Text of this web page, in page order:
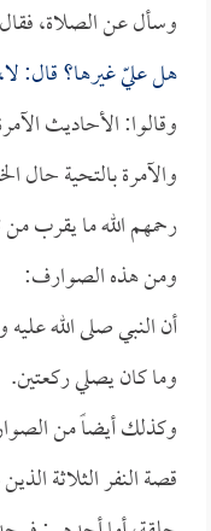
وسأل عن الصلاة،
هل عليّ غيرها؟ قال:
وقالوا: الأحاديث
والآمرة بالتحية حال
رحمهم الله ما يقرب
ومن هذه الصوارف:
أن النبي صلى الله
وما كان يصلي ركعتين.
وكذلك أيضاً من
قصة النفر الثلاثة